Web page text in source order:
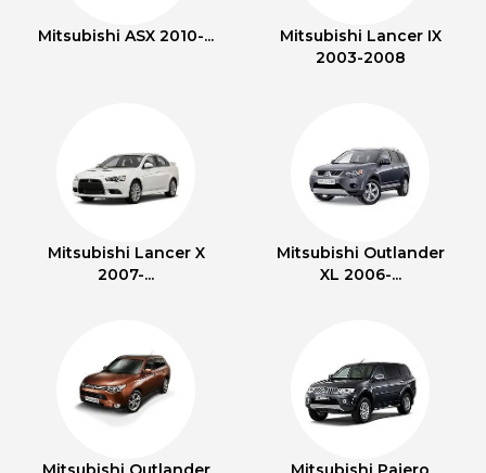
Mitsubishi ASX 2010-...
Mitsubishi Lancer IX
2003-2008
Mitsubishi Lancer X
2007-...
Mitsubishi Outlander
XL 2006-...